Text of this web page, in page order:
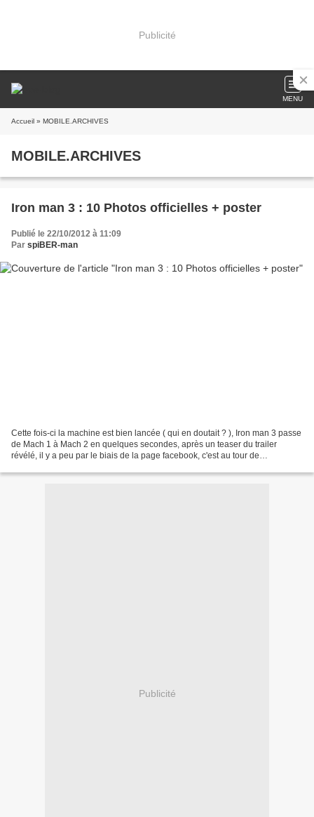
Publicité
MENU
Accueil » MOBILE.ARCHIVES
MOBILE.ARCHIVES
Iron man 3 : 10 Photos officielles + poster
Publié le 22/10/2012 à 11:09
Par spiBER-man
Cette fois-ci la machine est bien lancée ( qui en doutait ? ), Iron man 3 passe
de Mach 1 à Mach 2 en quelques secondes, après un teaser du trailer
révélé, il y a peu par le biais de la page facebook, c'est au tour de
Publicité